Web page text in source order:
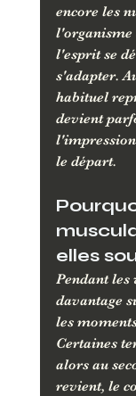
encore les
l'organisme
l'esprit se
s'adapter.
habituel
devient
le départ.
elles
Pendant les
davantage
les
Certaines
alors au
revient, le